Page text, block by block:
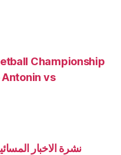
Championship
vs
نشرة الاخبار المسائية ليوم